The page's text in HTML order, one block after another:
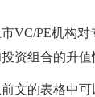
VC/PE机构
资组合的升
文的表格中